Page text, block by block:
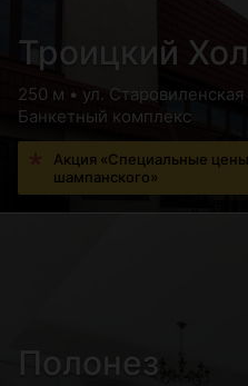
Троицкий
250 м • ул. Старовиленская
Банкетный комплекс
Акция «Специальные
шампанского»
Полонез